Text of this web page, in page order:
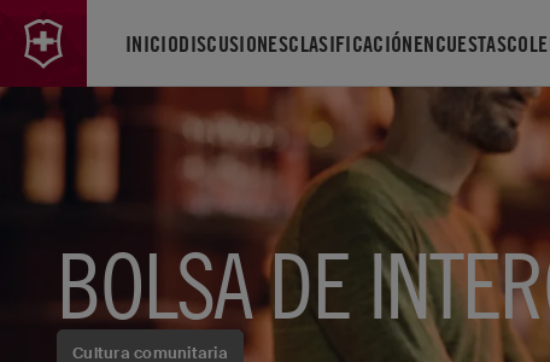
INICIODISCUSIONESCLASIFICACIÓNENCUESTAS
Cultura comunitaria
BOLSA DE